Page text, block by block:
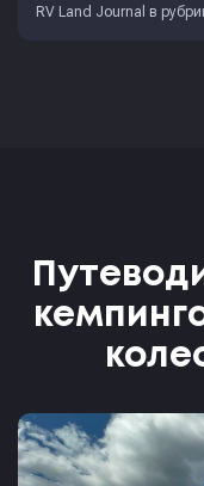
RV Land Journal в